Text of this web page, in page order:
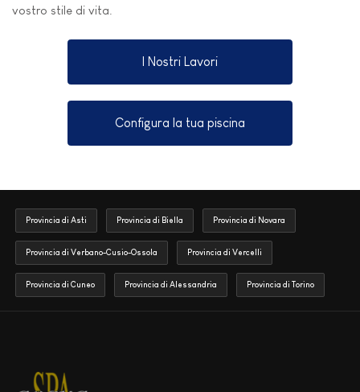
vostro stile di vita.
I Nostri Lavori
Configura la tua piscina
Provincia di Asti Provincia di Biella Provincia di Novara
Provincia di Verbano-Cusio-Ossola Provincia di Vercelli
Provincia di Cuneo Provincia di Alessandria Provincia di Torino